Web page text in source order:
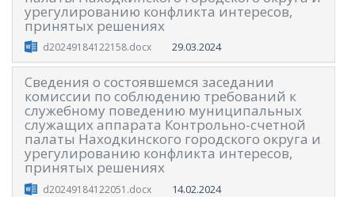
урегулированию конфликта интересов,
принятых решениях
d20249184122158.docx 29.03.2024
Сведения о состоявшемся заседании
комиссии по соблюдению требований к
служебному поведению муниципальных
служащих аппарата Контрольно-счетной
палаты Находкинского городского округа и
урегулированию конфликта интересов,
принятых решениях
d20249184122051.docx 14.02.2024